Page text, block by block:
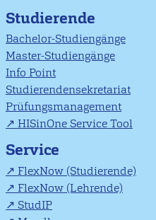
Studierende
Bachelor-Studiengänge
Master-Studiengänge
Info Point
Studierendensekretariat
Prüfungsmanagement
HISinOne Service Tool
Service
FlexNow (Studierende)
FlexNow (Lehrende)
StudIP